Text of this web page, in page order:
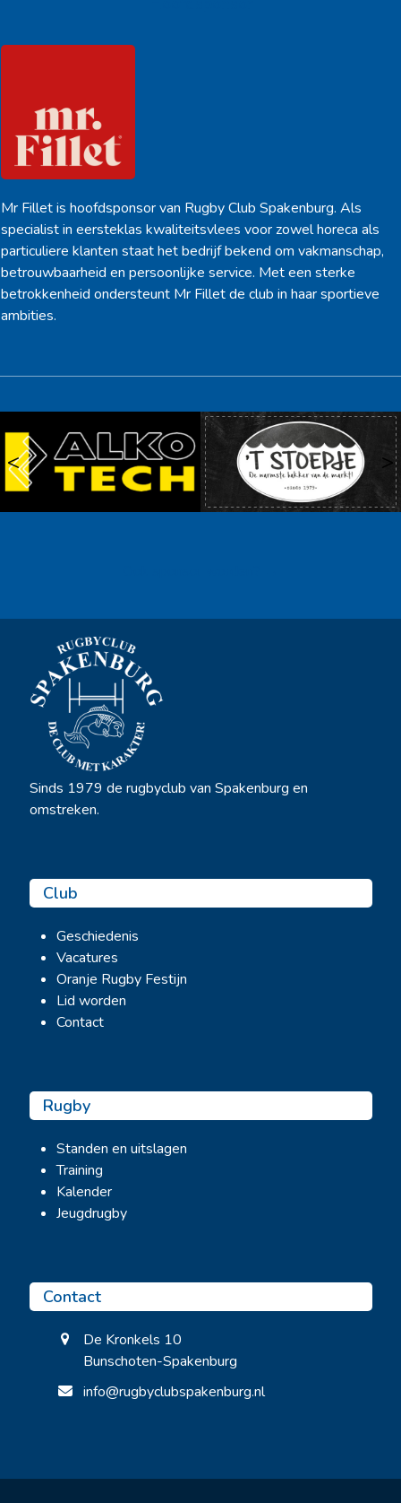
Mr Fillet is hoofdsponsor van Rugby Club Spakenburg. Als
specialist in eersteklas kwaliteitsvlees voor zowel horeca als
particuliere klanten staat het bedrijf bekend om vakmanschap,
betrouwbaarheid en persoonlijke service. Met een sterke
betrokkenheid ondersteunt Mr Fillet de club in haar sportieve
ambities.
< >
Sinds 1979 de rugbyclub van Spakenburg en
omstreken.
Club
Geschiedenis
Vacatures
Oranje Rugby Festijn
Lid worden
Contact
Rugby
Standen en uitslagen
Training
Kalender
Jeugdrugby
Contact
De Kronkels 10
Bunschoten-Spakenburg
info@rugbyclubspakenburg.nl